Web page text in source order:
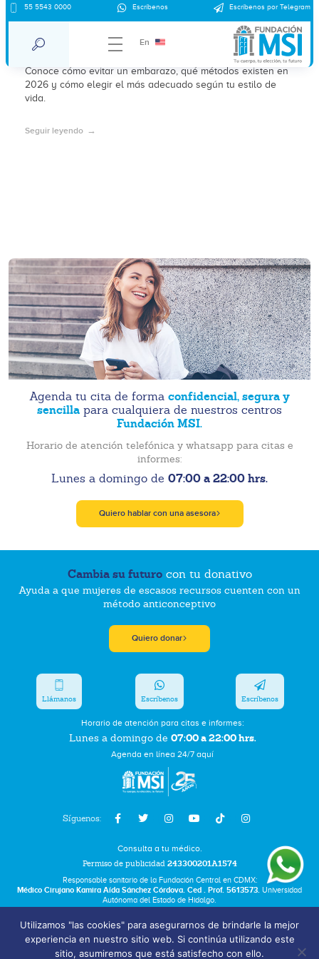
55 5543 0000 Escríbenos Escríbenos por Telegram
En
¿Cómo evitar un embarazo? Guía de
anticonceptivos 2026
Conoce cómo evitar un embarazo, qué métodos existen en
2026 y cómo elegir el más adecuado según tu estilo de
vida.
Seguir leyendo
Agenda tu cita de forma confidencial, segura y
sencilla para cualquiera de nuestros centros
Fundación MSI.
Horario de atención telefónica y whatsapp para citas e
informes:
Lunes a domingo de 07:00 a 22:00 hrs.
Quiero hablar con una asesora
Cambia su futurocon tu donativo
Ayuda a que mujeres de escasos recursos cuenten con un
método anticonceptivo
Quiero donar
Síguenos:
Horario de atención para citas e informes:
Lunes a domingo de 07:00 a 22:00 hrs.
Agenda en línea 24/7 aquí
Llámanos Escríbenos Escríbenos
Consulta a tu médico.
Permiso de publicidad 243300201A1574
Responsable sanitario de la Fundación Central en CDMX:
Médico Cirujano Kamira Aída Sánchez Córdova. Ced . Prof. 5613573. Universidad
Autónoma del Estado de Hidalgo.
Términos y Condiciones
Bolsa de Trabajo
Utilizamos "las cookies" para asegurarnos de brindarle la mejor
experiencia en nuestro sitio web. Si continúa utilizando este
sitio, asumiremos que está satisfecho con ello.